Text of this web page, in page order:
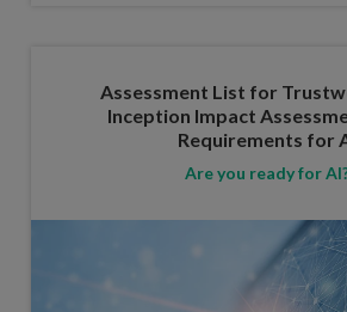
Assessment List for
Inception Impact
Requirements for
Are you ready for